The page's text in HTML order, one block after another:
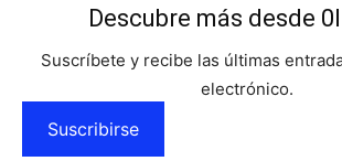
Descubre más desde
Suscríbete y recibe las últimas
electrónico.
Suscribirse